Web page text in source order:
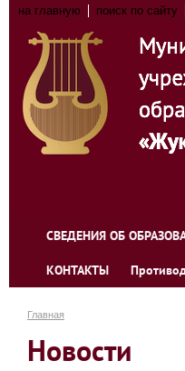
на главную поиск по сайту
СВЕДЕНИЯ ОБ
КОНТАКТЫ
Главная
Новости